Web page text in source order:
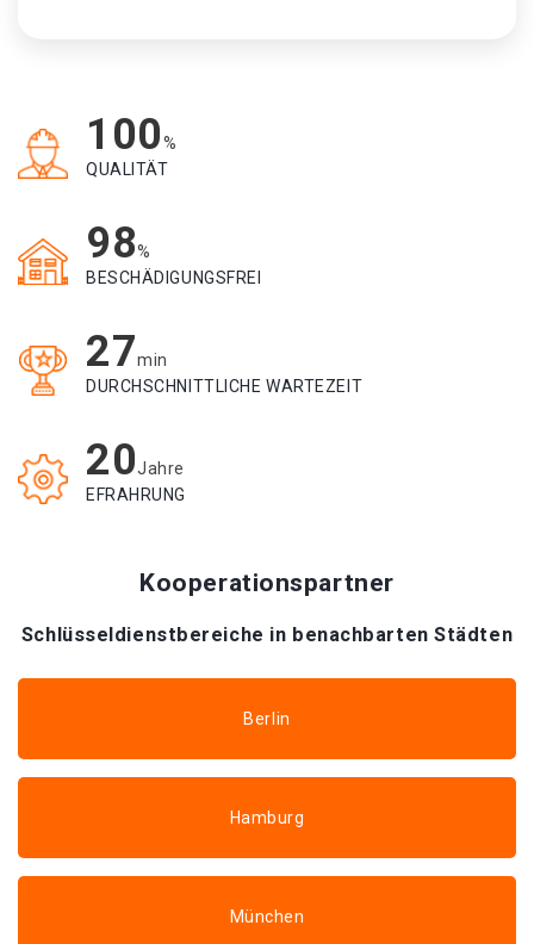
100%
QUALITÄT
98%
BESCHÄDIGUNGSFREI
27min
DURCHSCHNITTLICHE WARTEZEIT
20Jahre
EFRAHRUNG
Kooperationspartner
Schlüsseldienstbereiche in benachbarten Städten
Berlin
Hamburg
München